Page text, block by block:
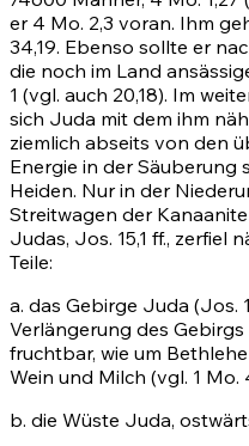
er 4 Mo. 2,3 voran. Ihm
34,19. Ebenso sollte er
die noch im Land
1 (vgl. auch 20,18). Im
sich Juda mit dem ihm
ziemlich abseits von den
Energie in der Säuberung
Heiden. Nur in der
Streitwagen der
Judas, Jos. 15,1 ff., zerfiel
Teile:
a. das Gebirge Juda (Jos.
Verlängerung des
fruchtbar, wie um
Wein und Milch (vgl. 1 Mo.
b. die Wüste Juda,